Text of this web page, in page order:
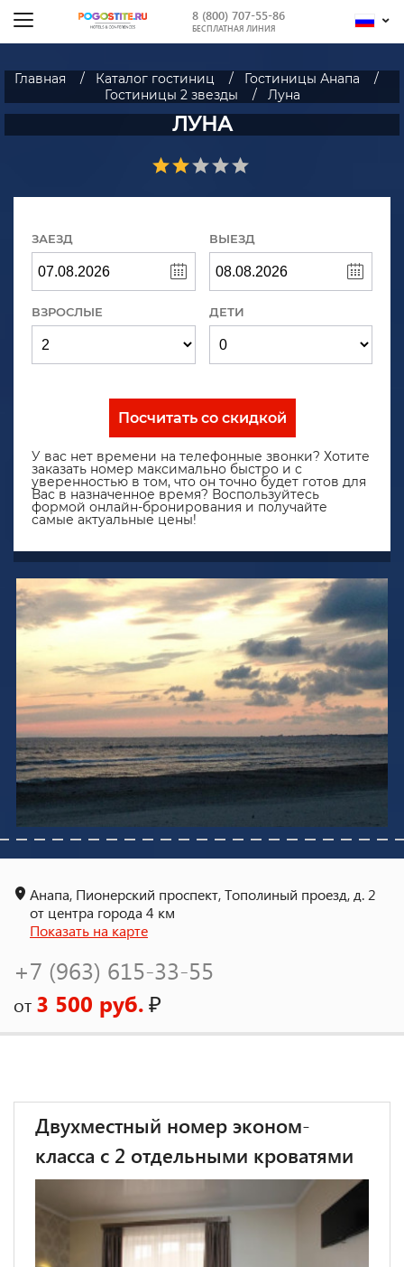
8 (800) 707-55-86
БЕСПЛАТНАЯ ЛИНИЯ
Главная Каталог гостиниц
Гостиницы Анапа
Гостиницы 2 звезды
Луна
ЛУНА
ЗАЕЗД ВЫЕЗД
ВЗРОСЛЫЕ ДЕТИ
Посчитать со скидкой
У вас нет времени на телефонные звонки? Хотите
заказать номер максимально быстро и с
уверенностью в том, что он точно будет готов для
Вас в назначенное время? Воспользуйтесь
формой онлайн-бронирования и получайте
самые актуальные цены!
Анапа, Пионерский проспект, Тополиный проезд, д. 2
от центра города 4 км
Показать на карте
+7 (963) 615-33-55
от 3 500 руб.₽
Двухместный номер эконом-
класса с 2 отдельными кроватями